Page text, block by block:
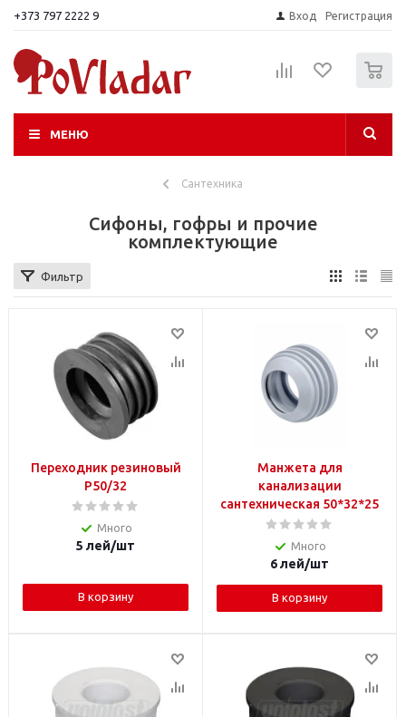
+373 797 2222 9 Вход Регистрация
МЕНЮ
Сантехника
Сифоны, гофры и прочие
комплектующие
Фильтр
Переходник резиновый
P50/32
Много
5 лей/шт
В корзину
Манжета для
канализации
сантехническая 50*32*25
Много
6лей/шт
В корзину